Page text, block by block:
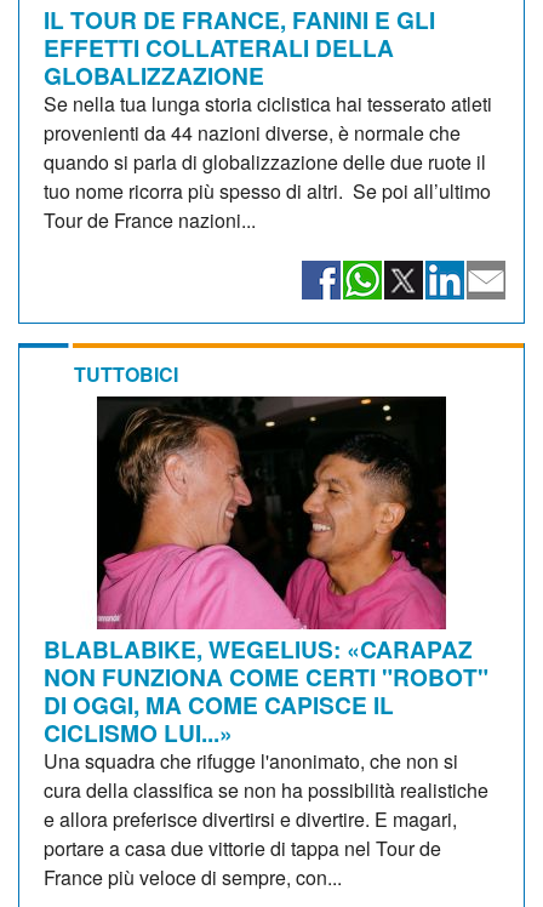
IL TOUR DE FRANCE, FANINI E GLI
EFFETTI COLLATERALI DELLA
GLOBALIZZAZIONE
Se nella tua lunga storia ciclistica hai tesserato atleti
provenienti da 44 nazioni diverse, è normale che
quando si parla di globalizzazione delle due ruote il
tuo nome ricorra più spesso di altri. Se poi all’ultimo
Tour de France nazioni...
TUTTOBICI
BLABLABIKE, WEGELIUS: «CARAPAZ
NON FUNZIONA COME CERTI "ROBOT"
DI OGGI, MA COME CAPISCE IL
CICLISMO LUI...»
Una squadra che rifugge l'anonimato, che non si
cura della classifica se non ha possibilità realistiche
e allora preferisce divertirsi e divertire. E magari,
portare a casa due vittorie di tappa nel Tour de
France più veloce di sempre, con...